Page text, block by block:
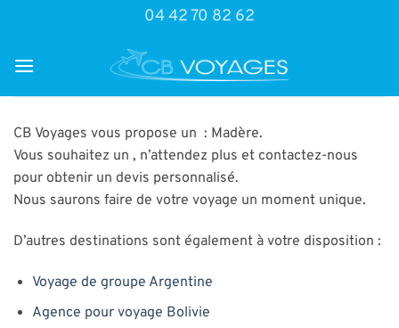
04 42 70 82 62
CB Voyages vous propose un : Madère.
Vous souhaitez un , n’attendez plus et contactez-nous
pour obtenir un devis personnalisé.
Nous saurons faire de votre voyage un moment unique.
D’autres destinations sont également à votre disposition :
Voyage de groupe Argentine
Agence pour voyage Bolivie